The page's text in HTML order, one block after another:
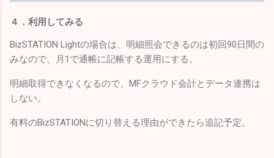
４．利用してみる
BizSTATION Lightの場合は、明細照会できるのは初回90日間の
みなので、月1で通帳に記帳する運用にする。
明細取得できなくなるので、MFクラウド会計とデータ連携は
しない。
有料のBizSTATIONに切り替える理由ができたら追記予定。